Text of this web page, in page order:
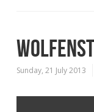
Sunday, 21 July 2013